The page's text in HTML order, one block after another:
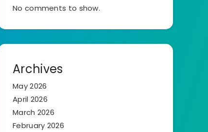
No comments to show.
Archives
May 2026
April 2026
March 2026
February 2026